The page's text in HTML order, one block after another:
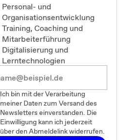
Personal- und
Organisationsentwicklung
Training, Coaching und
Mitarbeiterführung
Digitalisierung und
Lerntechnologien
Ich bin mit der Verarbeitung
meiner Daten zum Versand des
Newsletters einverstanden. Die
Einwilligung kann ich jederzeit
über den Abmeldelink widerrufen.